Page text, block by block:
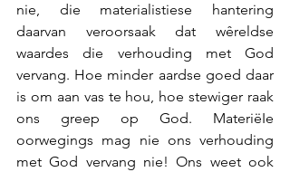
nie, die materialistiese hantering
daarvan veroorsaak dat wêreldse
waardes die verhouding met God
vervang. Hoe minder aardse goed daar
is om aan vas te hou, hoe stewiger raak
ons greep op God. MateriëIe
oorwegings mag nie ons verhouding
met God vervang nie! Ons weet ook